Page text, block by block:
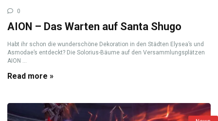
0
AION – Das Warten auf Santa Shugo
Habt ihr schon die wunderschöne Dekoration in den Städten Elysea’s und
Asmodae’s entdeckt? Die Solorius-Bäume auf den Versammlungsplätzen
AION ...
Read more »